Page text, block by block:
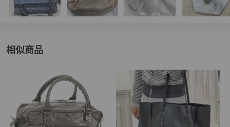
相似商品
男士錢包 / 小皮件推薦精品